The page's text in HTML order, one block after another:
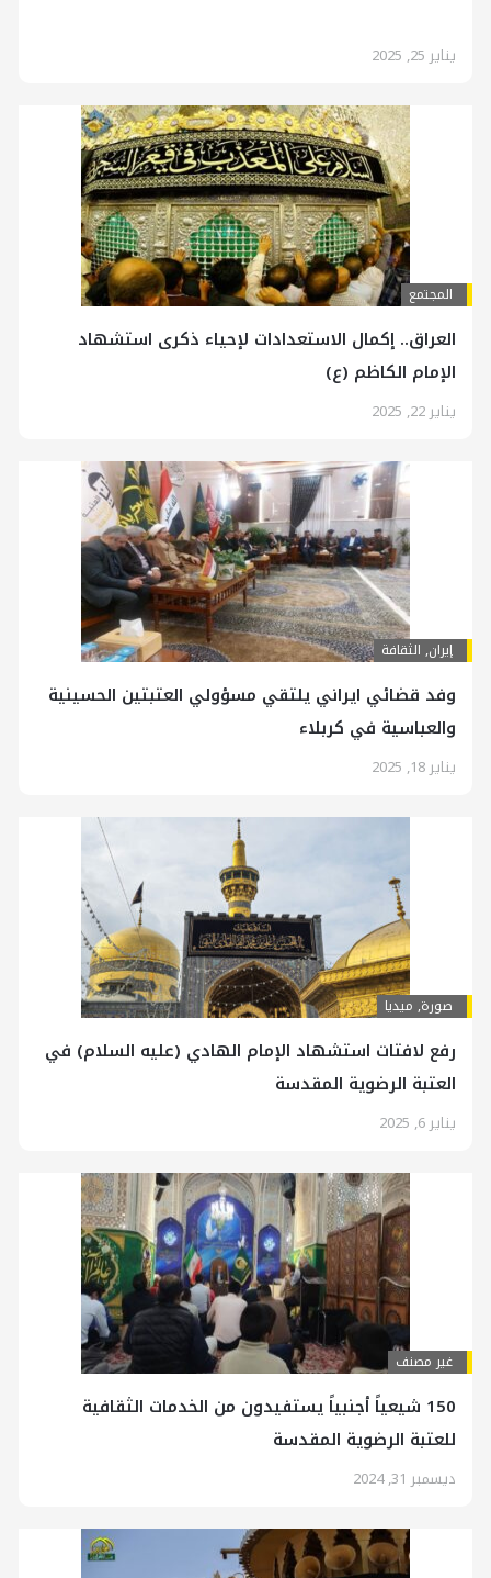
يناير 25, 2025
المجتمع
العراق.. إكمال الاستعدادات لإحياء ذكرى استشهاد
الإمام الكاظم (ع)
يناير 22, 2025
إيران, الثقافة
وفد قضائي ايراني يلتقي مسؤولي العتبتين الحسينية
والعباسية في كربلاء
يناير 18, 2025
صورة, ميديا
رفع لافتات استشهاد الإمام الهادي (عليه السلام) في
العتبة الرضوية المقدسة
يناير 6, 2025
غير مصنف
150 شيعياً أجنبياً يستفيدون من الخدمات الثقافية
للعتبة الرضوية المقدسة
ديسمبر 31, 2024